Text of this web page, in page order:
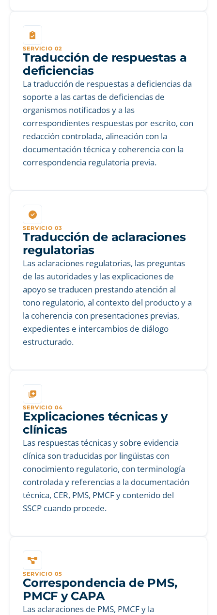
SERVICIO 02
Traducción de respuestas a
deficiencias
La traducción de respuestas a deficiencias da
soporte a las cartas de deficiencias de
organismos notificados y a las
correspondientes respuestas por escrito, con
redacción controlada, alineación con la
documentación técnica y coherencia con la
correspondencia regulatoria previa.
SERVICIO 03
Traducción de aclaraciones
regulatorias
Las aclaraciones regulatorias, las preguntas
de las autoridades y las explicaciones de
apoyo se traducen prestando atención al
tono regulatorio, al contexto del producto y a
la coherencia con presentaciones previas,
expedientes e intercambios de diálogo
estructurado.
SERVICIO 04
Explicaciones técnicas y
clínicas
Las respuestas técnicas y sobre evidencia
clínica son traducidas por lingüistas con
conocimiento regulatorio, con terminología
controlada y referencias a la documentación
técnica, CER, PMS, PMCF y contenido del
SSCP cuando procede.
SERVICIO 05
Correspondencia de PMS,
PMCF y CAPA
Las aclaraciones de PMS, PMCF y la